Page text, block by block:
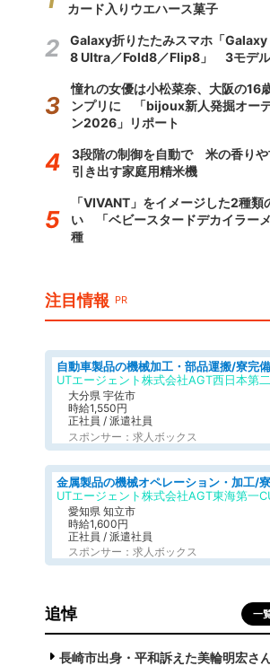
カード入りウエハース菓子
Galaxy折りたたみスマホ「Galaxy
8 Ultra／Fold8／Flip8」 3モデル
憧れの女優は小松菜奈、大阪の16
ンプリに 「bijoux新人発掘オー
ン2026」リポート
3段階の制御を自動で 米の香りや
引き出す家庭用精米機
「VIVANT」をイメージした2種類
い 「ベビースタードデカイラー
種
注目情報 PR
大分県 宇佐市
時給1,550円
正社員 / 派遣社員
スポンサー：求人ボックス
UTエージェント株式会社AGT東海第一
愛知県 知立市
時給1,600円
正社員 / 派遣社員
スポンサー：求人ボックス
追悼 一
長崎市出身・平和訴えた美輪明宏さ